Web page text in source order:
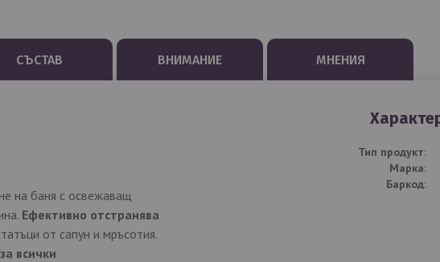
на баня с освежаващ
Ефективно отстранява
от сапун и мръсотия.
всички
Тип продукт:
Mарка:
Баркод:
СЪСТАВ ВНИМАНИЕ МНЕНИЯ